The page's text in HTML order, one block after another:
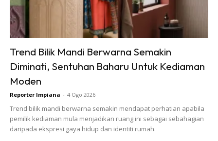
Istimewanya, Wawa bukan sahaja melakukan makeover
dekorasi rumah, malah turut menghadiahkan gelang emas
kepada ibunya. Memang bertuah mak!
Trend Bilik Mandi Berwarna Semakin
Diminati, Sentuhan Baharu Untuk Kediaman
Moden
Reporter Impiana - 4 Ogo 2026
Trend bilik mandi berwarna semakin mendapat perhatian apabila
pemilik kediaman mula menjadikan ruang ini sebagai sebahagian
daripada ekspresi gaya hidup dan identiti rumah.